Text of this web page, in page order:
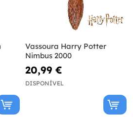
Vassoura Harry Potter
Nimbus 2000
20,99 €
DISPONÍVEL